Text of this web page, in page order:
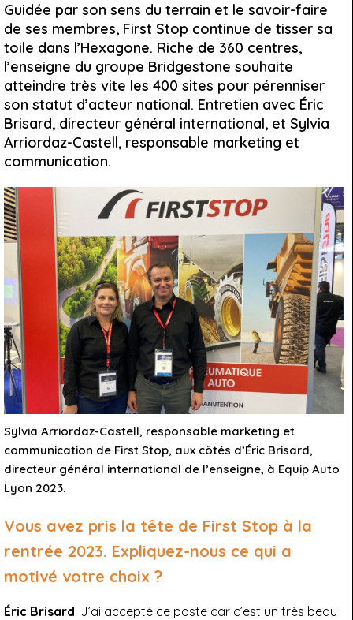
Guidée par son sens du terrain et le savoir-faire
de ses membres, First Stop continue de tisser sa
toile dans l’Hexagone. Riche de 360 centres,
l’enseigne du groupe Bridgestone souhaite
atteindre très vite les 400 sites pour pérenniser
son statut d’acteur national. Entretien avec Éric
Brisard, directeur général international, et Sylvia
Arriordaz-Castell, responsable marketing et
communication.
Sylvia Arriordaz-Castell, responsable marketing et
communication de First Stop, aux côtés d’Éric Brisard,
directeur général international de l’enseigne, à Equip Auto
Lyon 2023.
Vous avez pris la tête de First Stop à la
rentrée 2023. Expliquez-nous ce qui a
motivé votre choix ?
Éric Brisard. J’ai accepté ce poste car c’est un très beau